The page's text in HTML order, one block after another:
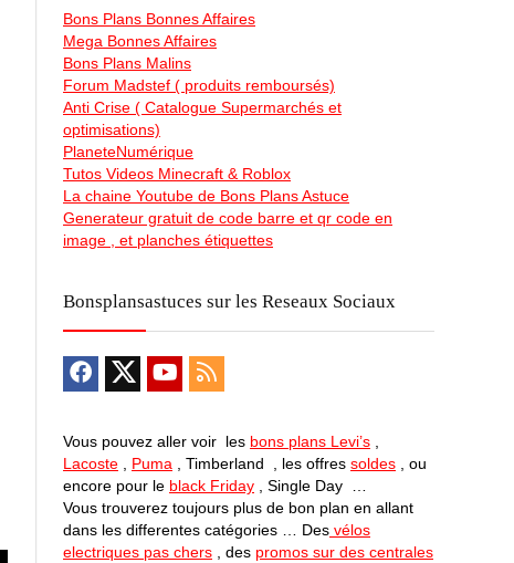
Bons Plans Bonnes Affaires
Mega Bonnes Affaires
Bons Plans Malins
Forum Madstef ( produits remboursés)
Anti Crise ( Catalogue Supermarchés et
optimisations)
PlaneteNumérique
Tutos Videos Minecraft & Roblox
La chaine Youtube de Bons Plans Astuce
Generateur gratuit de code barre et qr code en
image , et planches étiquettes
Bonsplansastuces sur les Reseaux Sociaux
Vous pouvez aller voir les bons plans Levi’s
Lacoste
Puma , Timberland , les offres soldes , ou
encore pour le black Friday , Single Day …
Vous trouverez toujours plus de bon plan en allant
dans les differentes catégories … Des vélos
electriques pas chers , des promos sur des centrales